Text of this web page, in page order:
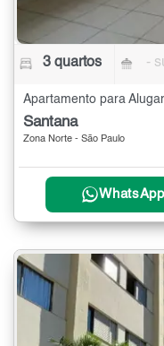
3 quartos -
Apartamento para
Santana
Zona Norte - São Paulo
WhatsApp